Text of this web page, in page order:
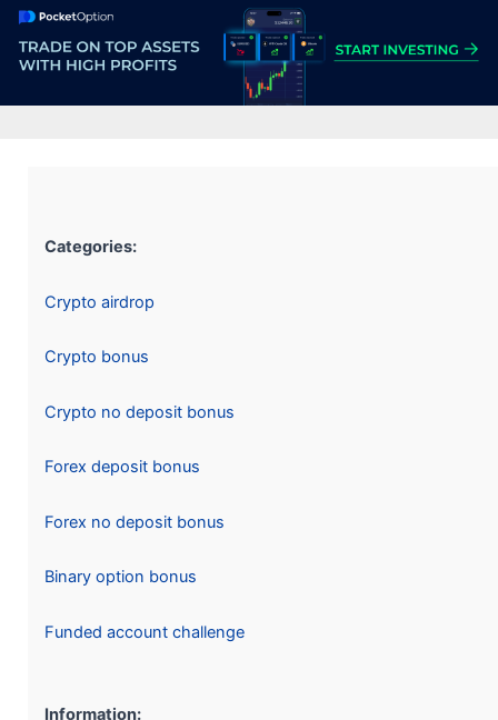
Categories:
Crypto airdrop
Crypto bonus
Crypto no deposit bonus
Forex deposit bonus
Forex no deposit bonus
Binary option bonus
Funded account challenge
Information: